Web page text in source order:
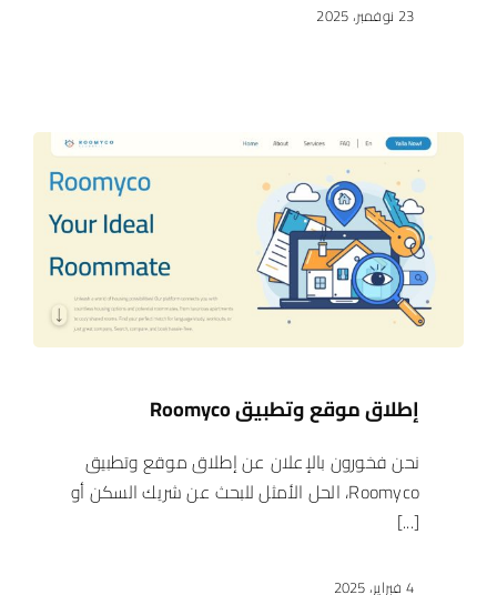
23 نوفمبر، 2025
إطلاق موقع وتطبيق Roomyco
نحن فخورون بالإعلان عن إطلاق موقع وتطبيق
Roomyco، الحل الأمثل للبحث عن شريك السكن أو
[...]
4 فبراير، 2025